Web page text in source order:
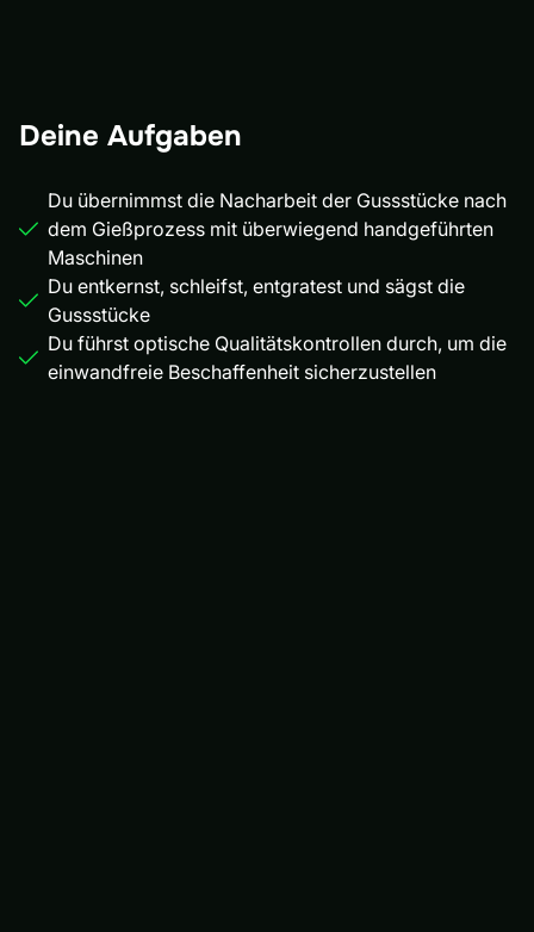
Deine Aufgaben
Du übernimmst die Nacharbeit der Gussstücke nach
dem Gießprozess mit überwiegend handgeführten
Maschinen
Du entkernst, schleifst, entgratest und sägst die
Gussstücke
Du führst optische Qualitätskontrollen durch, um die
einwandfreie Beschaffenheit sicherzustellen